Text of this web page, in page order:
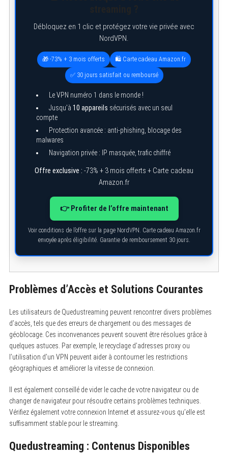
Débloquez en 1 clic et protégez votre vie privée avec
NordVPN.
🎁 -73% + 3 mois offerts 🛍️ Carte cadeau Amazon.fr
✅ 30 jours satisfait ou remboursé
Le VPN numéro 1 dans le monde !
Jusqu’à 10 appareils sécurisés avec un seul
compte
Protection avancée : anti-phishing, blocage des
malwares
Navigation privée : IP masquée, trafic chiffré
Offre exclusive : -73% + 3 mois offerts + Carte cadeau
Amazon.fr
👉 Profiter de l’offre maintenant
Voir conditions de l’offre sur la page NordVPN. Carte cadeau Amazon.fr
envoyée après éligibilité. Garantie de remboursement 30 jours.
Problèmes d’Accès et Solutions Courantes
Les utilisateurs de Quedustreaming peuvent rencontrer divers problèmes
d’accès, tels que des erreurs de chargement ou des messages de
géoblocage. Ces inconvenances peuvent souvent être résolues grâce à
quelques astuces. Par exemple, le recyclage d’adresses proxy ou
l’utilisation d’un VPN peuvent aider à contourner les restrictions
géographiques et améliorer la vitesse de connexion.
Il est également conseillé de vider le cache de votre navigateur ou de
changer de navigateur pour résoudre certains problèmes techniques.
Vérifiez également votre connexion Internet et assurez-vous qu’elle est
suffisamment stable pour le streaming.
Quedustreaming : Contenus Disponibles